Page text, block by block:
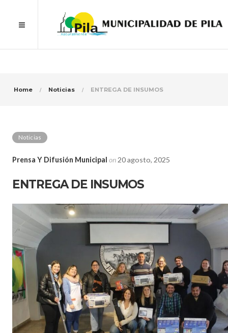
Home Noticias ENTREGA DE INSUMOS
Noticias
Prensa Y Difusión Municipal on20 agosto, 2025
ENTREGA DE INSUMOS